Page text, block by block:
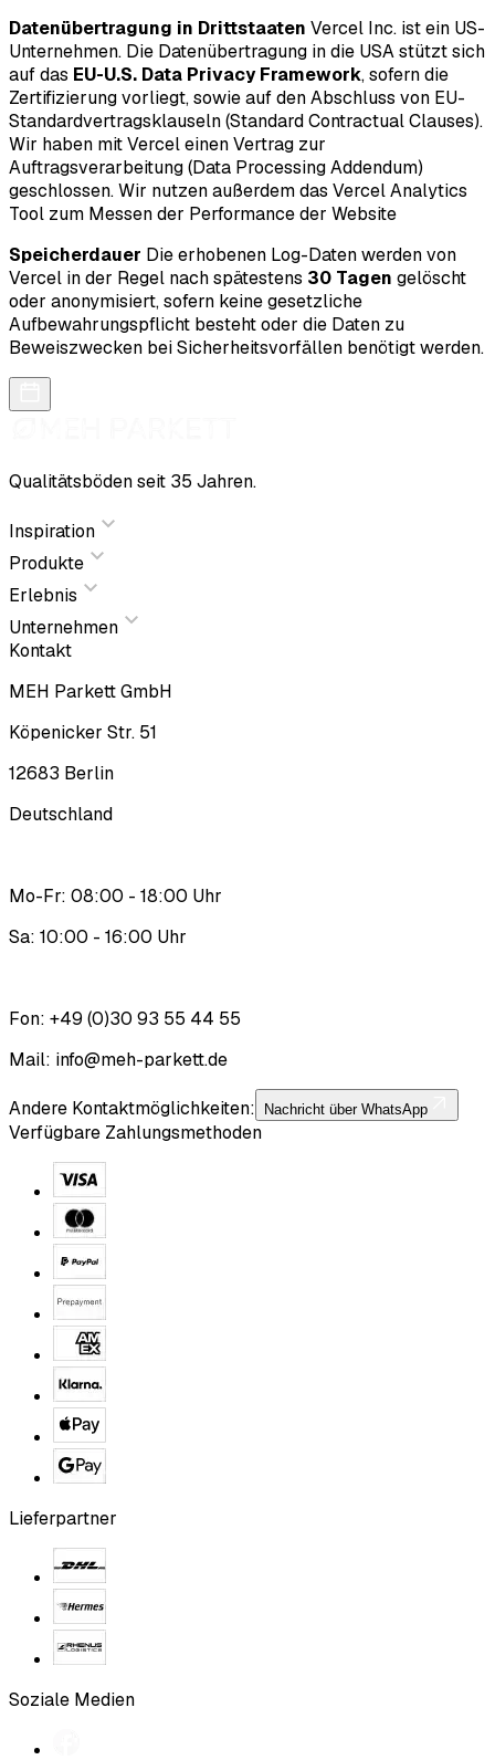
Datenübertragung in Drittstaaten Vercel Inc. ist ein US-
Unternehmen. Die Datenübertragung in die USA stützt sich
auf das EU-U.S. Data Privacy Framework, sofern die
Zertifizierung vorliegt, sowie auf den Abschluss von EU-
Standardvertragsklauseln (Standard Contractual Clauses).
Wir haben mit Vercel einen Vertrag zur
Auftragsverarbeitung (Data Processing Addendum)
geschlossen. Wir nutzen außerdem das Vercel Analytics
Tool zum Messen der Performance der Website
Speicherdauer Die erhobenen Log-Daten werden von
Vercel in der Regel nach spätestens 30 Tagen gelöscht
oder anonymisiert, sofern keine gesetzliche
Aufbewahrungspflicht besteht oder die Daten zu
Beweiszwecken bei Sicherheitsvorfällen benötigt werden.
Qualitätsböden seit 35 Jahren.
Inspiration
Produkte
Erlebnis
Unternehmen
Kontakt
MEH Parkett GmbH
Köpenicker Str. 51
12683 Berlin
Deutschland
Mo-Fr: 08:00 - 18:00 Uhr
Sa: 10:00 - 16:00 Uhr
Fon: +49 (0)30 93 55 44 55
Mail: info@meh-parkett.de
Andere Kontaktmöglichkeiten: Nachricht über WhatsApp
Verfügbare Zahlungsmethoden
Lieferpartner
Soziale Medien